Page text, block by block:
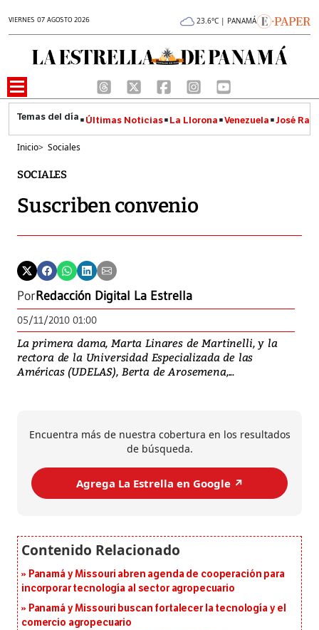
VIERNES 07 AGOSTO 2026 23.6°C | PANAMÁ
Últimas Noticias La Llorona Venezuela José
Inicio> Sociales
SOCIALES
Suscriben convenio
PorRedacción Digital La Estrella
05/11/2010 01:00
La primera dama, Marta Linares de Martinelli, y la
rectora de la Universidad Especializada de las
Américas (UDELAS), Berta de Arosemena,...
Encuentra más de nuestra cobertura en los resultados
de búsqueda.
Agrega La Estrella en Google ↗️
Panamá y Missouri abren agenda de cooperación para
incorporar tecnología al sector agropecuario
Panamá y Missouri buscan fortalecer la tecnología y el
comercio agropecuario